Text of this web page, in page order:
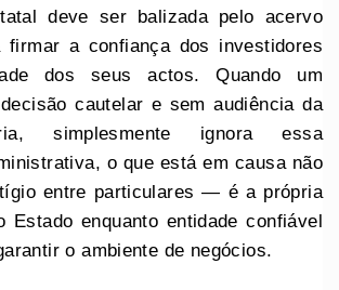
deve ser balizada pelo acervo
firmar a confiança dos investidores
dos seus actos. Quando um
cautelar e sem audiência da
simplesmente ignora essa
o que está em causa não
entre particulares — é a própria
Estado enquanto entidade confiável
o ambiente de negócios.